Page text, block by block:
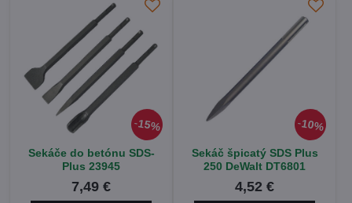
15%
Sekáče do betónu SDS-
Plus 23945
7,49 €
10%
Sekáč špicatý SDS Plus
250 DeWalt DT6801
4,52 €